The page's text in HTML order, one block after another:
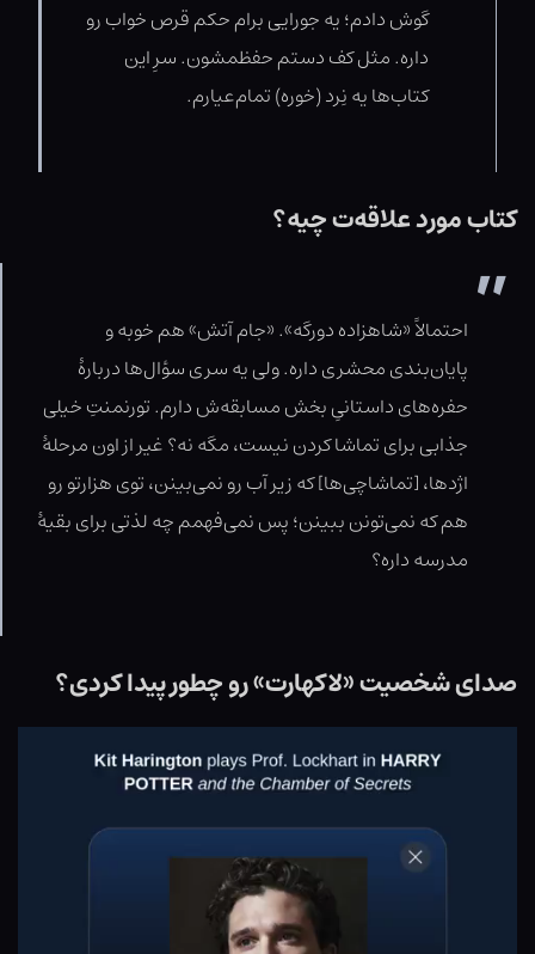
گوش دادم؛ یه جورایی برام حکم قرص خواب رو
داره. مثل کف دستم حفظمشون. سرِ این
کتاب‌ها یه نِرد (خوره‌) تمام‌عیارم.
کتاب مورد علاقه‌ت چیه؟
احتمالاً «شاهزاده دورگه». «جام آتش» هم خوبه و
پایان‌بندی محشری داره. ولی یه سری سؤال‌ها دربارۀ
حفره‌های داستانیِ بخش مسابقه‌ش دارم. تورنمنتِ خیلی
جذابی برای تماشا کردن نیست، مگه نه؟ غیر از اون مرحلۀ
اژدها، [تماشاچی‌ها] که زیر آب رو نمی‌بینن، توی هزارتو رو
هم که نمی‌تونن ببینن؛ پس نمی‌فهمم چه لذتی برای بقیۀ
مدرسه داره؟
صدای شخصیت «لاکهارت» رو چطور پیدا کردی؟